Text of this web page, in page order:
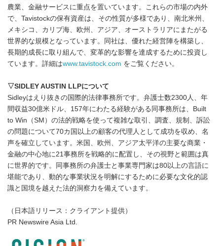
農業、金融サービスに重点を置いています。これらの市場の内外
で、Tavistockの保有資産は、その性質が多様であり、南北米州、
メキシコ、カリブ海、欧州、アジア、オーストラリアにまたがる
世界的な規模となっています。同社は、優れた経営陣を構築し、
長期的成長に取り組んで、変革的な影響を達成するために投資し
ています。詳細はwww.tavistock.com をご覧ください。
▽SIDLEY AUSTIN LLPについて
Sidleyはえり抜きの国際的法律事務所です。弁護士数2300人、年
間収益30億米ドル、157年にわたる経験がある同事務所は、Built
to Win（SM）の法的戦略を使って複雑な取引、調査、規制、訴訟
の問題について70カ国以上の顧客の代理人として成功を収め、名
声を確立しています。米国、欧州、アジア太平洋の主要な商業・
金融の中心地に21事務所を戦略的に配置し、その視野と範囲は真
に世界的です。同事務所の弁護士と事業専門家は80以上の言語に
堪能であり、動的な事業状況を明解にするために必要な文化的認
識と国境を越えた法的洞察力を備えています。
（日本語リリース：クライアント提供）
PR Newswire Asia Ltd.